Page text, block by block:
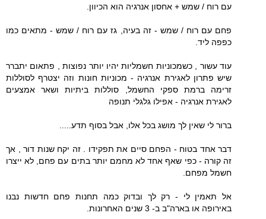
עם רוח / שמש + אחסון אנרגיה הוא הכיוון.
פחם עם רוח / שמש - זה בעיה, גז עם רוח / שמש - מתאים כמו
כפפה ליד.
עוד עשור , כשמכוניות חשמליות יהיו יותר נפוצות , פתאום יתברר
שיש פתרון לאגירת אנרגיה - מכוניות חונות וזה יצטרף לסוללות
זרימה ברמת ספקי החשמל, סוללות ביתיות ושאר אמצעים
לאגירת אנרגיה - אפילו גלגלי תנופה
ברור לי שאין לך מושג בכל אלו, אבל בסוף תדע.....
דבר אחד בטוח - הפחם סיים את תפקידו . זה יקח שנות דור , אך
זה קורה - כפי שאף אחד לא מחמם יותר בתים עם פחם, לא ייצרו
חשמל מפחם.
אל תאמין לי - רק לך ובדוק כמה תחנות פחם חדשות נבנו
באירופה או בארה"ב ב- 3 שנים האחרונות.